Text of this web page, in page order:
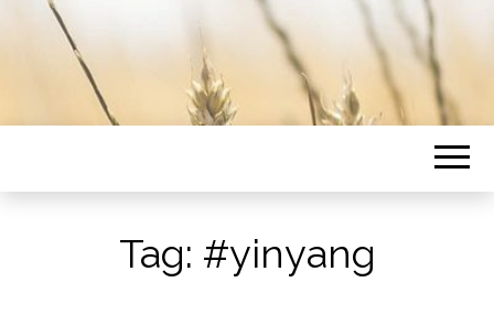
Tag: #yinyang